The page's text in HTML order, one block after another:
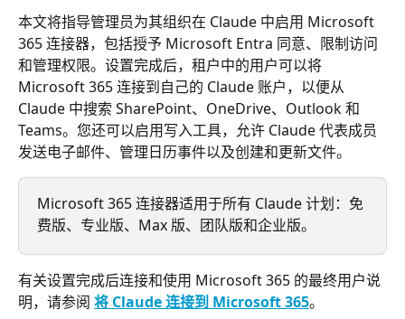
本文将指导管理员为其组织在 Claude 中启用 Microsoft
365 连接器，包括授予 Microsoft Entra 同意、限制访问
和管理权限。设置完成后，租户中的用户可以将
Microsoft 365 连接到自己的 Claude 账户，以便从
Claude 中搜索 SharePoint、OneDrive、Outlook 和
Teams。您还可以启用写入工具，允许 Claude 代表成员
发送电子邮件、管理日历事件以及创建和更新文件。
Microsoft 365 连接器适用于所有 Claude 计划：免
费版、专业版、Max 版、团队版和企业版。
有关设置完成后连接和使用 Microsoft 365 的最终用户说
明，请参阅 将 Claude 连接到 Microsoft 365。